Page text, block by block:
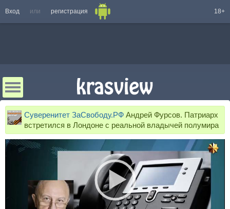
Вход или регистрация 18+
Суверенитет ЗаСвободу.РФ Андрей Фурсов. Патриарх
встретился в Лондоне с реальной владычей полумира